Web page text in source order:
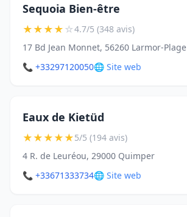
Sequoia Bien-être
★★★★☆4.7/5 (348 avis)
17 Bd Jean Monnet, 56260 Larmor-Plage
📞 +33297120050🌐 Site web
Eaux de Kietüd
★★★★★5/5 (194 avis)
4 R. de Leuréou, 29000 Quimper
📞 +33671333734🌐 Site web